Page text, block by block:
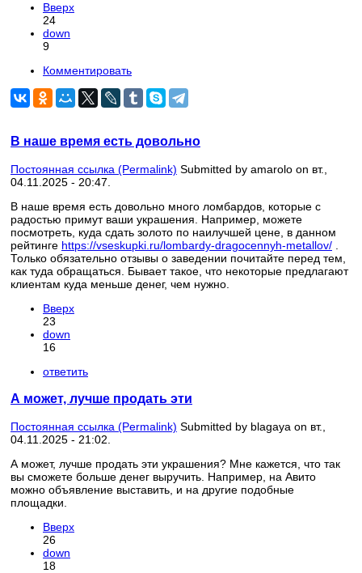
Вверх
24
down
9
Комментировать
В наше время есть довольно
Постоянная ссылка (Permalink) Submitted by amarolo on вт.,
04.11.2025 - 20:47.
В наше время есть довольно много ломбардов, которые с
радостью примут ваши украшения. Например, можете
посмотреть, куда сдать золото по наилучшей цене, в данном
рейтинге https://vseskupki.ru/lombardy-dragocennyh-metallov/
Только обязательно отзывы о заведении почитайте перед тем,
как туда обращаться. Бывает такое, что некоторые предлагают
клиентам куда меньше денег, чем нужно.
Вверх
23
down
16
ответить
А может, лучше продать эти
Постоянная ссылка (Permalink) Submitted by blagaya on вт.,
04.11.2025 - 21:02.
А может, лучше продать эти украшения? Мне кажется, что так
вы сможете больше денег выручить. Например, на Авито
можно объявление выставить, и на другие подобные
площадки.
Вверх
26
down
18